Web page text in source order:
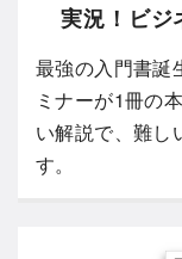
実況！ビジ
最強の入門書誕
ミナーが1冊の
い解説で、難し
す。